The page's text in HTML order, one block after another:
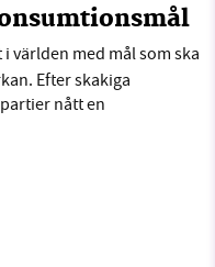
världen med mål som ska
Efter skakiga
nått en